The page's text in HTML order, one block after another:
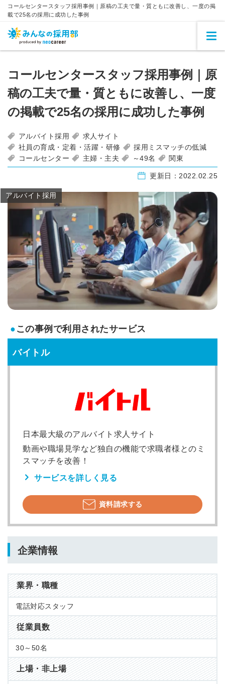
コールセンタースタッフ採用事例｜原稿の工夫で量・質ともに改善し、一度の掲
載で25名の採用に成功した事例
コールセンタースタッフ採用事例｜原
稿の工夫で量・質ともに改善し、一度
の掲載で25名の採用に成功した事例
アルバイト採用
求人サイト
社員の育成・定着・活躍・研修
採用ミスマッチの低減
コールセンター
主婦・主夫 ～49名 関東
更新日： 2022.02.25
アルバイト採用
● この事例で利用されたサービス
バイトル
日本最大級のアルバイト求人サイト
動画や職場見学など独自の機能で求職者様とのミ
スマッチを改善！
サービスを詳しく見る
資料請求する
企業情報
業界・職種
電話対応スタッフ
従業員数
30～50名
上場・非上場